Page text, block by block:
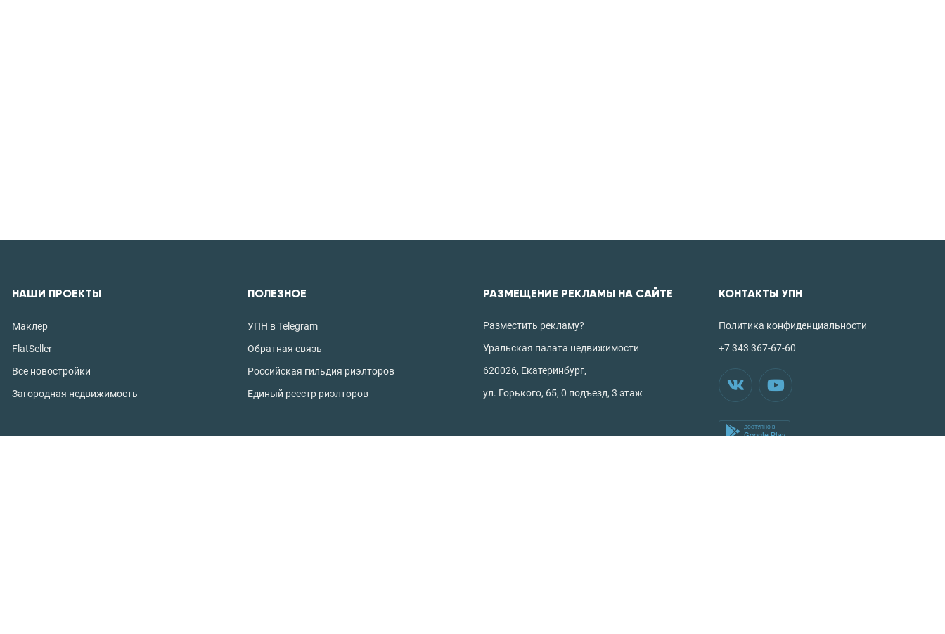
НАШИ ПРОЕКТЫ
Маклер
FlatSeller
Все новостройки
Загородная недвижимость
ПОЛЕЗНОЕ
УПН в Telegram
Обратная связь
Российская гильдия риэлторов
Единый реестр риэлторов
РАЗМЕЩЕНИЕ РЕКЛАМЫ НА САЙТЕ
Разместить рекламу?
Уральская палата недвижимости
620026, Екатеринбург,
ул. Горького, 65, 0 подъезд, 3 этаж
КОНТАКТЫ УПН
Политика конфиденциальности
+7 343 367-67-60
ДОСТУПНО В
Google Play